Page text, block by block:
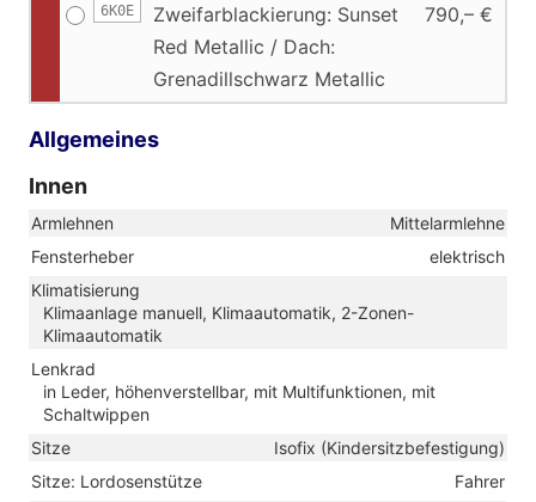
6K0E
Zweifarblackierung: Sunset
Red Metallic / Dach:
Grenadillschwarz Metallic
790,– €
Allgemeines
Innen
Armlehnen
Mittelarmlehne
Fensterheber
elektrisch
Klimatisierung
Klimaanlage manuell, Klimaautomatik, 2-Zonen-
Klimaautomatik
Lenkrad
in Leder, höhenverstellbar, mit Multifunktionen, mit
Schaltwippen
Sitze
Isofix (Kindersitzbefestigung)
Sitze: Lordosenstütze
Fahrer